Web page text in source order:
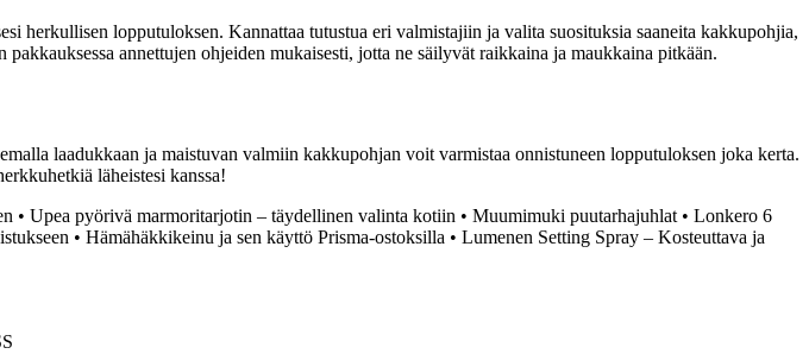
herkullisen lopputuloksen. Kannattaa tutustua eri valmistajiin ja valita suosituksia saaneita kakkupohjia,
annettujen ohjeiden mukaisesti, jotta ne säilyvät raikkaina ja maukkaina pitkään.
laadukkaan ja maistuvan valmiin kakkupohjan voit varmistaa onnistuneen lopputuloksen joka kerta.
läheistesi kanssa!
• Upea pyörivä marmoritarjotin – täydellinen valinta kotiin • Muumimuki puutarhajuhlat • Lonkero 6
• Hämähäkkikeinu ja sen käyttö Prisma-ostoksilla • Lumenen Setting Spray – Kosteuttava ja